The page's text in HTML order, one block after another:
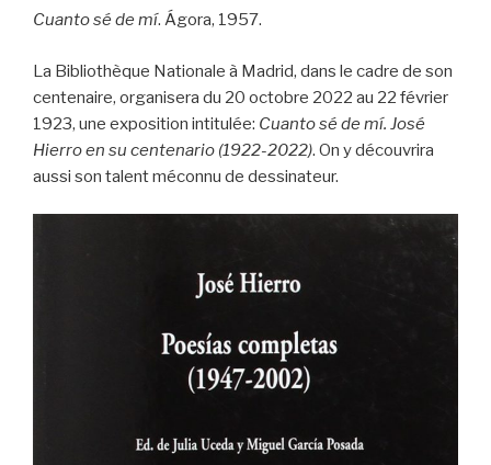
Cuanto sé de mí. Ágora, 1957.
La Bibliothèque Nationale à Madrid, dans le cadre de son
centenaire, organisera du 20 octobre 2022 au 22 février
1923, une exposition intitulée: Cuanto sé de mí. José
Hierro en su centenario (1922-2022). On y découvrira
aussi son talent méconnu de dessinateur.